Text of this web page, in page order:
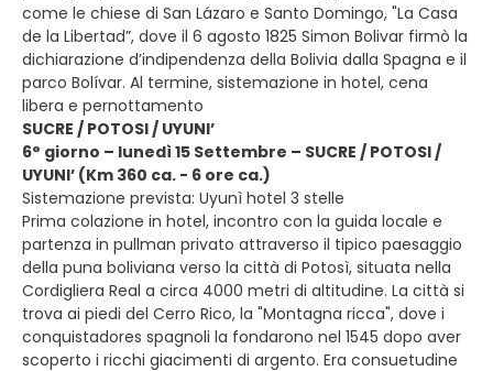
come le chiese di San Lázaro e Santo Domingo, "La Casa
de la Libertad”, dove il 6 agosto 1825 Simon Bolivar firmò la
dichiarazione d’indipendenza della Bolivia dalla Spagna e il
parco Bolívar. Al termine, sistemazione in hotel, cena
libera e pernottamento
SUCRE / POTOSI / UYUNI’
6° giorno – lunedì 15 Settembre – SUCRE / POTOSI /
UYUNI’ (Km 360 ca. - 6 ore ca.)
Sistemazione prevista: Uyunì hotel 3 stelle
Prima colazione in hotel, incontro con la guida locale e
partenza in pullman privato attraverso il tipico paesaggio
della puna boliviana verso la città di Potosì, situata nella
Cordigliera Real a circa 4000 metri di altitudine. La città si
trova ai piedi del Cerro Rico, la "Montagna ricca", dove i
conquistadores spagnoli la fondarono nel 1545 dopo aver
scoperto i ricchi giacimenti di argento. Era consuetudine